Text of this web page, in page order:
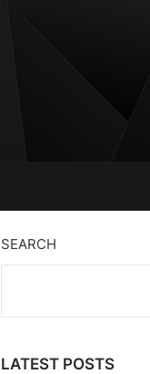
SEARCH
LATEST POSTS